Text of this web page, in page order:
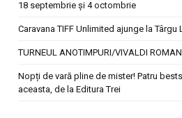
18 septembrie și 4 octombrie
Caravana TIFF Unlimited ajunge la Târgu
TURNEUL ANOTIMPURI/VIVALDI
Nopți de vară pline de mister! Patru
aceasta, de la Editura Trei